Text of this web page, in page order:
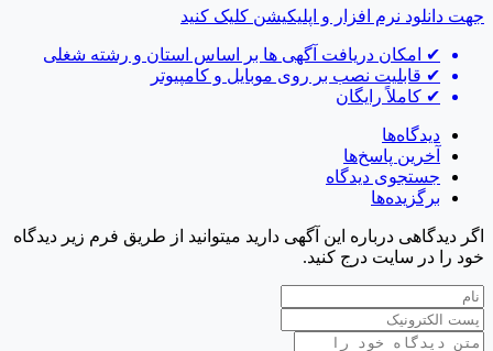
جهت دانلود نرم افزار و اپلیکیشن کلیک کنید
✔
امکان دریافت آگهی ها بر اساس استان و رشته شغلی
✔ قابلیت نصب بر روی موبایل و کامپیوتر
✔ کاملاً رایگان
دیدگاه‌ها
آخرین پاسخ‌ها
جستجوی دیدگاه
برگزیده‌ها
اگر دیدگاهی درباره این آگهی دارید میتوانید از طریق فرم زیر دیدگاه
خود را در سایت درج کنید.